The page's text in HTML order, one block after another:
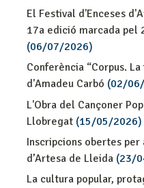
El Festival d'Enceses
17a edició marcada pel
(06/07/2026)
Conferència “Corpus.
d'Amadeu Carbó (02/
L'Obra del Cançoner
Llobregat (15/05/2026)
Inscripcions obertes per
d’Artesa de Lleida (23/
La cultura popular,